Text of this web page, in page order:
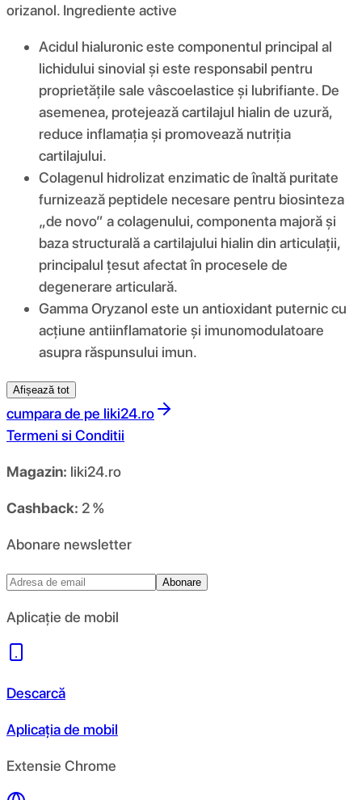
orizanol. Ingrediente active
Acidul hialuronic este componentul principal al
lichidului sinovial și este responsabil pentru
proprietățile sale vâscoelastice și lubrifiante. De
asemenea, protejează cartilajul hialin de uzură,
reduce inflamația și promovează nutriția
cartilajului.
Colagenul hidrolizat enzimatic de înaltă puritate
furnizează peptidele necesare pentru biosinteza
„de novo” a colagenului, componenta majoră și
baza structurală a cartilajului hialin din articulații,
principalul țesut afectat în procesele de
degenerare articulară.
Gamma Oryzanol este un antioxidant puternic cu
acțiune antiinflamatorie și imunomodulatoare
asupra răspunsului imun.
Afișează tot
cumpara de pe liki24.ro
Termeni si Conditii
Magazin: liki24.ro
Cashback: 2 %
Abonare newsletter
Abonare
Aplicație de mobil
Descarcă
Aplicația de mobil
Extensie Chrome